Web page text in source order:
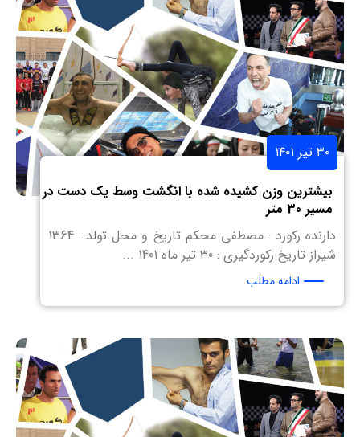
۳۰ تیر ۱۴۰۱
بیشترین وزن کشیده شده با انگشت وسط یک دست در
مسیر 30 متر
دارنده رکورد : مصطفی محکم تاریخ و محل تولد : 1364
شیراز تاریخ رکوردگیری : 30 تیر ماه 1401 ...
ادامه مطلب